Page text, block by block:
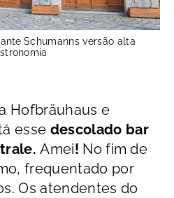
Schumanns versão alta
Hofbräuhaus e
esse descolado bar
Amei! No fim de
frequentado por
Os atendentes do